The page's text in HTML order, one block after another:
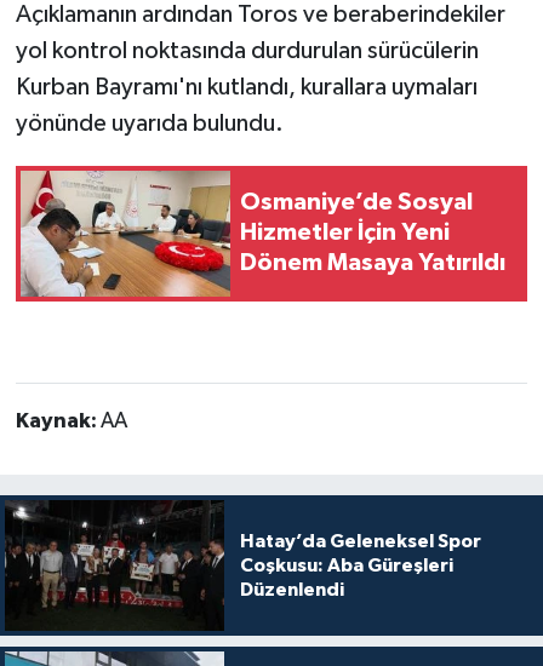
Açıklamanın ardından Toros ve beraberindekiler
yol kontrol noktasında durdurulan sürücülerin
Kurban Bayramı'nı kutlandı, kurallara uymaları
yönünde uyarıda bulundu.
Osmaniye’de Sosyal
Hizmetler İçin Yeni
Dönem Masaya Yatırıldı
Kaynak: AA
Hatay’da Geleneksel Spor
Coşkusu: Aba Güreşleri
Düzenlendi